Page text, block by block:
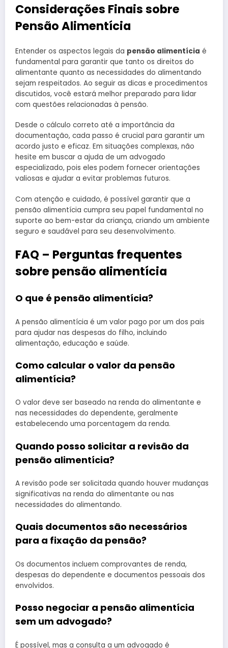
Considerações Finais sobre
Pensão Alimentícia
Entender os aspectos legais da pensão alimentícia é
fundamental para garantir que tanto os direitos do
alimentante quanto as necessidades do alimentando
sejam respeitados. Ao seguir as dicas e procedimentos
discutidos, você estará melhor preparado para lidar
com questões relacionadas à pensão.
Desde o cálculo correto até a importância da
documentação, cada passo é crucial para garantir um
acordo justo e eficaz. Em situações complexas, não
hesite em buscar a ajuda de um advogado
especializado, pois eles podem fornecer orientações
valiosas e ajudar a evitar problemas futuros.
Com atenção e cuidado, é possível garantir que a
pensão alimentícia cumpra seu papel fundamental no
suporte ao bem-estar da criança, criando um ambiente
seguro e saudável para seu desenvolvimento.
FAQ – Perguntas frequentes
sobre pensão alimentícia
O que é pensão alimentícia?
A pensão alimentícia é um valor pago por um dos pais
para ajudar nas despesas do filho, incluindo
alimentação, educação e saúde.
Como calcular o valor da pensão
alimentícia?
O valor deve ser baseado na renda do alimentante e
nas necessidades do dependente, geralmente
estabelecendo uma porcentagem da renda.
Quando posso solicitar a revisão da
pensão alimentícia?
A revisão pode ser solicitada quando houver mudanças
significativas na renda do alimentante ou nas
necessidades do alimentando.
Quais documentos são necessários
para a fixação da pensão?
Os documentos incluem comprovantes de renda,
despesas do dependente e documentos pessoais dos
envolvidos.
Posso negociar a pensão alimentícia
sem um advogado?
É possível, mas a consulta a um advogado é